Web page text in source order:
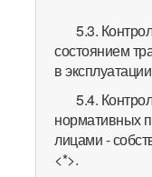
5.3.
состоянием
в
5.4.
нормативных
лицами -
<*>.